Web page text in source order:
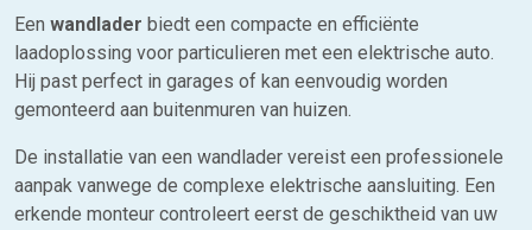
Een wandlader biedt een compacte en efficiënte
laadoplossing voor particulieren met een elektrische auto.
Hij past perfect in garages of kan eenvoudig worden
gemonteerd aan buitenmuren van huizen.
De installatie van een wandlader vereist een professionele
aanpak vanwege de complexe elektrische aansluiting. Een
erkende monteur controleert eerst de geschiktheid van uw